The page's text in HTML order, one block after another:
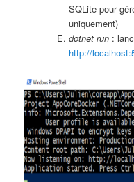
SQLite pour
uniquement)
dotnet run :
http://